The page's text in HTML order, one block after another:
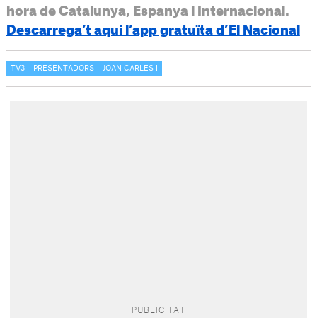
hora de Catalunya, Espanya i Internacional.
Descarrega’t aquí l’app gratuïta d’El Nacional
TV3 PRESENTADORS JOAN CARLES I